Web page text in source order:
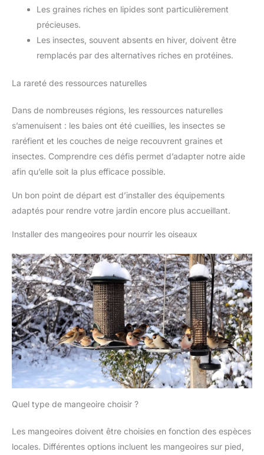
Les graines riches en lipides sont particulièrement
précieuses.
Les insectes, souvent absents en hiver, doivent être
remplacés par des alternatives riches en protéines.
La rareté des ressources naturelles
Dans de nombreuses régions, les ressources naturelles
s’amenuisent : les baies ont été cueillies, les insectes se
raréfient et les couches de neige recouvrent graines et
insectes. Comprendre ces défis permet d’adapter notre aide
afin qu’elle soit la plus efficace possible.
Un bon point de départ est d’installer des équipements
adaptés pour rendre votre jardin encore plus accueillant.
Installer des mangeoires pour nourrir les oiseaux
Quel type de mangeoire choisir ?
Les mangeoires doivent être choisies en fonction des espèces
locales. Différentes options incluent les mangeoires sur pied,